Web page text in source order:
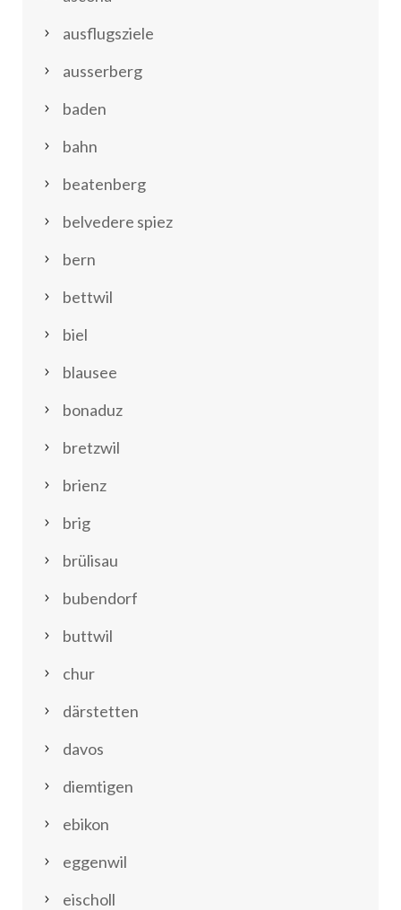
ausflugsziele
ausserberg
baden
bahn
beatenberg
belvedere spiez
bern
bettwil
biel
blausee
bonaduz
bretzwil
brienz
brig
brülisau
bubendorf
buttwil
chur
därstetten
davos
diemtigen
ebikon
eggenwil
eischoll